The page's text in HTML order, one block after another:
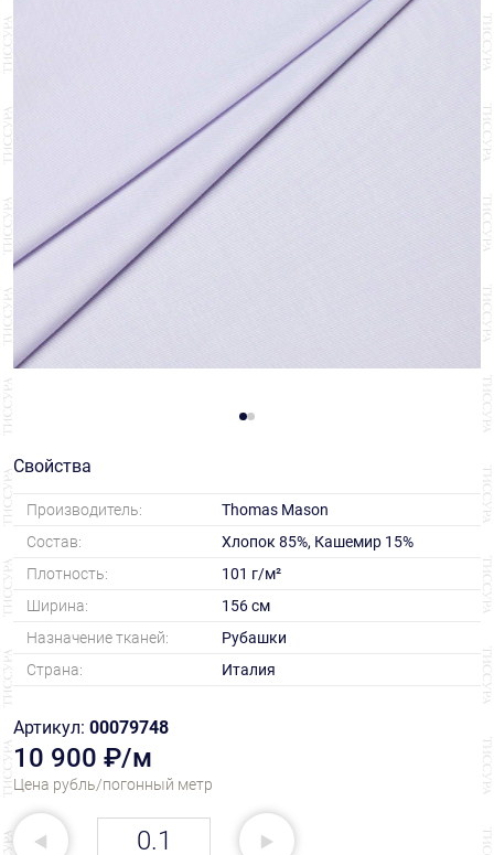
Свойства
Производитель:
Thomas Mason
Состав:
Хлопок 85%, Кашемир 15%
Плотность:
101 г/м²
Ширина:
156 см
Назначение тканей:
Рубашки
Страна:
Италия
Артикул: 00079748
10 900 ₽/м
Цена рубль/погонный метр